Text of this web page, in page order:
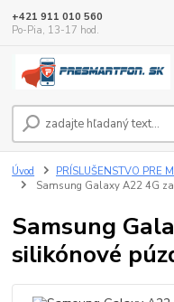
+421 911 010 560
Po-Pia, 13-17 hod.
Úvod PRÍSLUŠENSTVO PRE
Samsung Galaxy A22 4G
Samsung
silikónové